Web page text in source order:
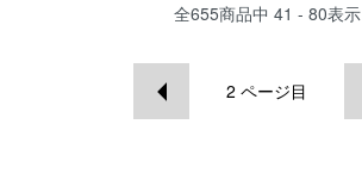
全655商品中 41 - 80表示
2 ページ目